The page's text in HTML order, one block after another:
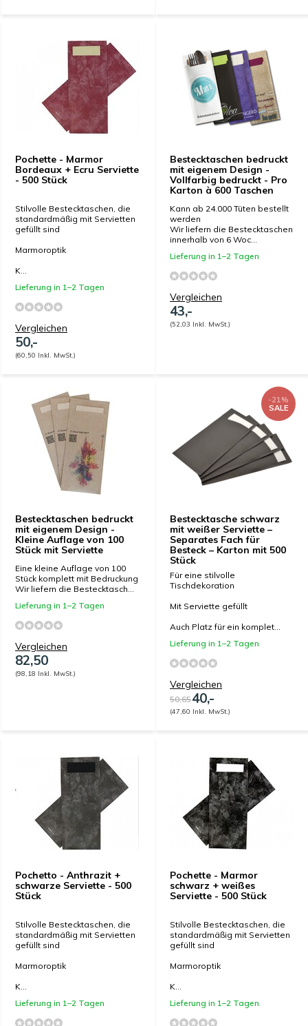
Pochette - Marmor
Bordeaux + Ecru Serviette
- 500 Stück
Stilvolle Bestecktaschen, die
standardmäßig mit Servietten
gefüllt sind
Marmoroptik
K...
Lieferung in 1–2 Tagen
Vergleichen
50,-
(60,50 Inkl. MwSt.)
Bestecktaschen bedruckt
mit eigenem Design -
Vollfarbig bedruckt - Pro
Karton à 600 Taschen
Kann ab 24.000 Tüten bestellt
werden
Wir liefern die Bestecktaschen
innerhalb von 6 Woc...
Lieferung in 1–2 Tagen
Vergleichen
43,-
(52,03 Inkl. MwSt.)
Bestecktaschen bedruckt
mit eigenem Design -
Kleine Auflage von 100
Stück mit Serviette
Eine kleine Auflage von 100
Stück komplett mit Bedruckung
Wir liefern die Bestecktasch...
Lieferung in 1–2 Tagen
Vergleichen
82,50
(98,18 Inkl. MwSt.)
Bestecktasche schwarz
mit weißer Serviette –
Separates Fach für
Besteck – Karton mit 500
Stück
-21%
SALE
Für eine stilvolle
Tischdekoration
Mit Serviette gefüllt
Auch Platz für ein komplet...
Lieferung in 1–2 Tagen
Vergleichen
50,6540,-
(47,60 Inkl. MwSt.)
Pochetto - Anthrazit +
schwarze Serviette - 500
Stück
Stilvolle Bestecktaschen, die
standardmäßig mit Servietten
gefüllt sind
Marmoroptik
K...
Lieferung in 1–2 Tagen
Pochette - Marmor
schwarz + weißes
Serviette - 500 Stück
Stilvolle Bestecktaschen, die
standardmäßig mit Servietten
gefüllt sind
Marmoroptik
K...
Lieferung in 1–2 Tagen